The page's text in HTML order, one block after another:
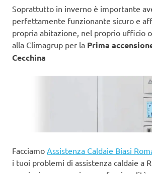
Soprattutto in inverno è importante
perfettamente funzionante sicuro e
propria abitazione, nel proprio ufficio
alla Climagrup per la Prima
Cecchina
Facciamo Assistenza Caldaie Biasi
i tuoi problemi di assistenza caldaie a